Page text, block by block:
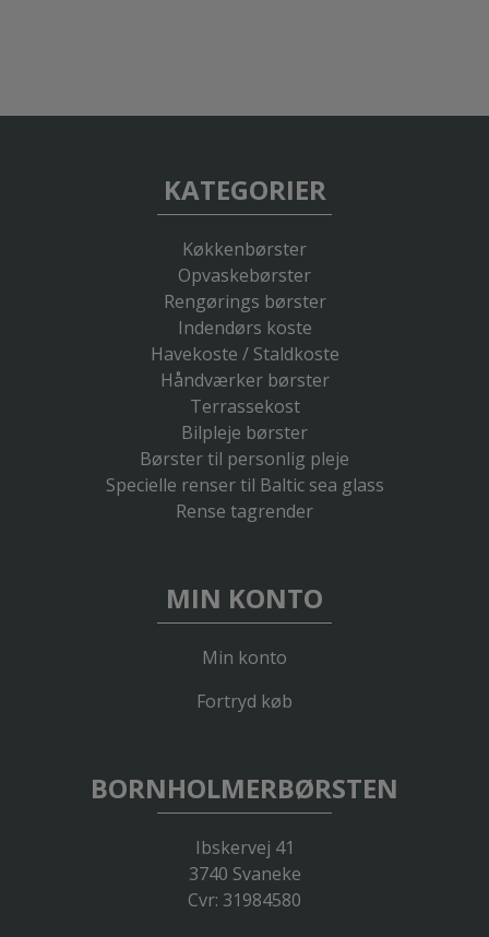
KATEGORIER
Køkkenbørster
Opvaskebørster
Rengørings børster
Indendørs koste
Havekoste / Staldkoste
Håndværker børster
Terrassekost
Bilpleje børster
Børster til personlig pleje
Specielle renser til Baltic sea glass
Rense tagrender
MIN KONTO
Min konto
Fortryd køb
BORNHOLMERBØRSTEN
Ibskervej 41
3740 Svaneke
Cvr: 31984580